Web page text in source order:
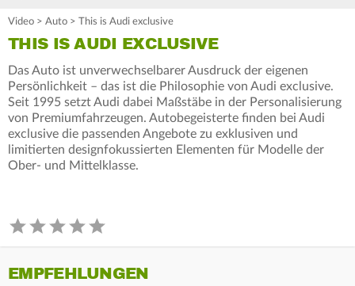
Video > Auto > This is Audi exclusive
THIS IS AUDI EXCLUSIVE
Das Auto ist unverwechselbarer Ausdruck der eigenen
Persönlichkeit – das ist die Philosophie von Audi exclusive.
Seit 1995 setzt Audi dabei Maßstäbe in der Personalisierung
von Premiumfahrzeugen. Autobegeisterte finden bei Audi
exclusive die passenden Angebote zu exklusiven und
limitierten designfokussierten Elementen für Modelle der
Ober- und Mittelklasse.
EMPFEHLUNGEN